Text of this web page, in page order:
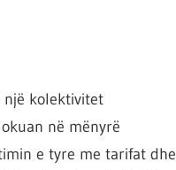
kolektivitet
në mënyrë
e tyre me tarifat dhe